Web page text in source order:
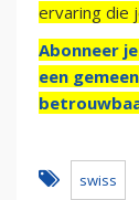
ervaring die
Abonneer
een
swiss